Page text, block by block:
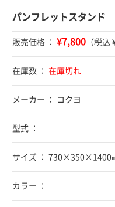
パンフレットスタンド
販売価格 ： ¥7,800 （税込
在庫数 ： 在庫切れ
メーカー ： コクヨ
型式 ：
サイズ ： 730×350×1400
カラー ：